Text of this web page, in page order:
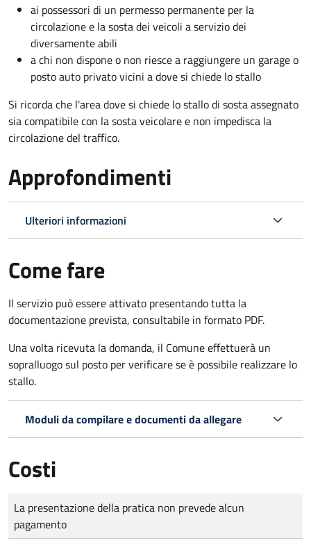
ai possessori di un permesso permanente per la
circolazione e la sosta dei veicoli a servizio dei
diversamente abili
a chi non dispone o non riesce a raggiungere un garage o
posto auto privato vicini a dove si chiede lo stallo
Si ricorda che l'area dove si chiede lo stallo di sosta assegnato
sia compatibile con la sosta veicolare e non impedisca la
circolazione del traffico.
Approfondimenti
Ulteriori informazioni
Come fare
Il servizio può essere attivato presentando tutta la
documentazione prevista, consultabile in formato PDF.
Una volta ricevuta la domanda, il Comune effettuerà un
sopralluogo sul posto per verificare se è possibile realizzare lo
stallo.
Moduli da compilare e documenti da allegare
Costi
Tipo di pagamento
Importo
La presentazione della pratica non prevede alcun
pagamento